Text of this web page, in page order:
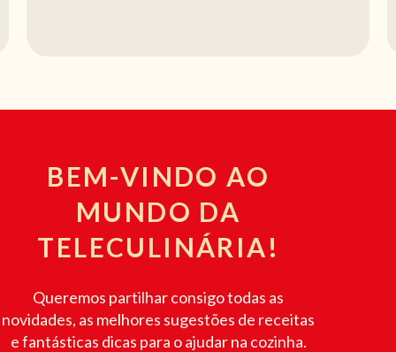
BEM-VINDO AO
MUNDO DA
TELECULINÁRIA!
Queremos partilhar consigo todas as
novidades, as melhores sugestões de receitas
e fantásticas dicas para o ajudar na cozinha.